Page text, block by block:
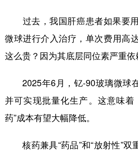
过去，我国肝癌患者如果要用
微球进行介入治疗，单次费用高
这么贵？因为其底层同位素严重依
2025年6月，钇-90玻璃微球
并可实现批量化生产。这意味着
药”成本有望大幅降低。
核药兼具“药品”和“放射性”双